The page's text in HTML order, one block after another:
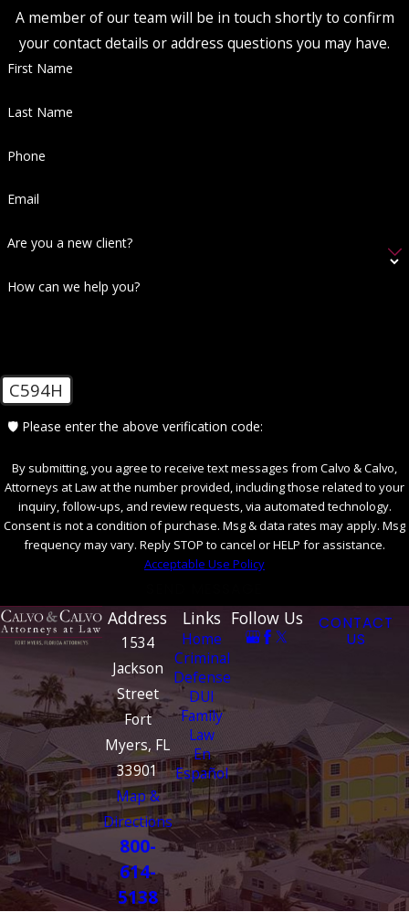
A member of our team will be in touch shortly to confirm
your contact details or address questions you may have.
First Name
Last Name
Phone
Email
Are you a new client?
How can we help you?
C594H
🛡️ Please enter the above verification code:
By submitting, you agree to receive text messages from Calvo & Calvo,
Attorneys at Law at the number provided, including those related to your
inquiry, follow-ups, and review requests, via automated technology.
Consent is not a condition of purchase. Msg & data rates may apply. Msg
frequency may vary. Reply STOP to cancel or HELP for assistance.
Acceptable Use Policy
Address
1534
Jackson
Street
Fort
Myers, FL
33901
Map &
Directions
800-
614-
5138
Links
Home
Criminal
Defense
DUI
Family
Law
En
Español
Follow Us
CONTACT
US